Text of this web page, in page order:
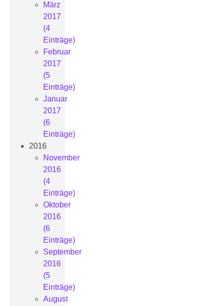
März
2017
(4
Einträge)
Februar
2017
(5
Einträge)
Januar
2017
(6
Einträge)
2016
November
2016
(4
Einträge)
Oktober
2016
(6
Einträge)
September
2016
(5
Einträge)
August